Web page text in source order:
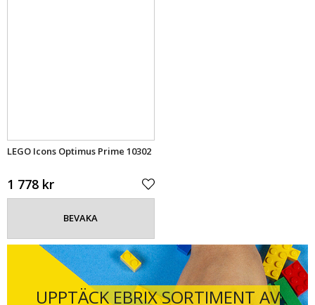
LEGO Icons Optimus Prime 10302
1 778 kr
BEVAKA
UPPTÄCK EBRIX SORTIMENT AV